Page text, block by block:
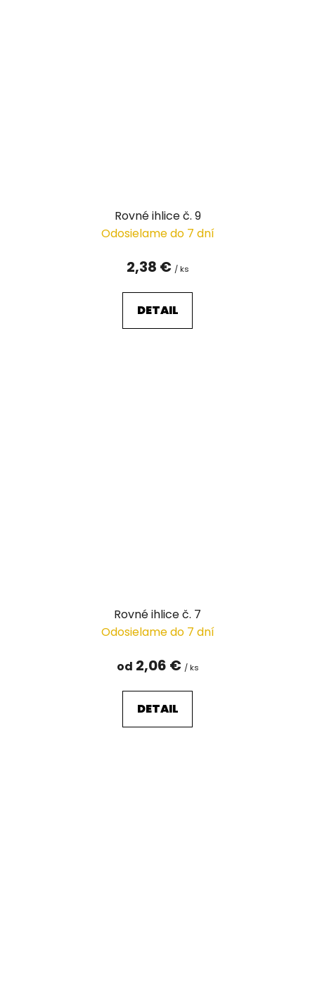
Rovné ihlice č. 9
Odosielame do 7 dní
2,38 € / ks
DETAIL
Rovné ihlice č. 7
Odosielame do 7 dní
od 2,06 € / ks
DETAIL